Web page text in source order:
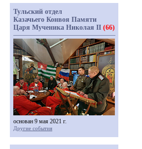
Тульский отдел
Казачьего Конвоя Памяти
Царя Мученика Николая II (66)
основан 9 мая 2021 г.
Другие события